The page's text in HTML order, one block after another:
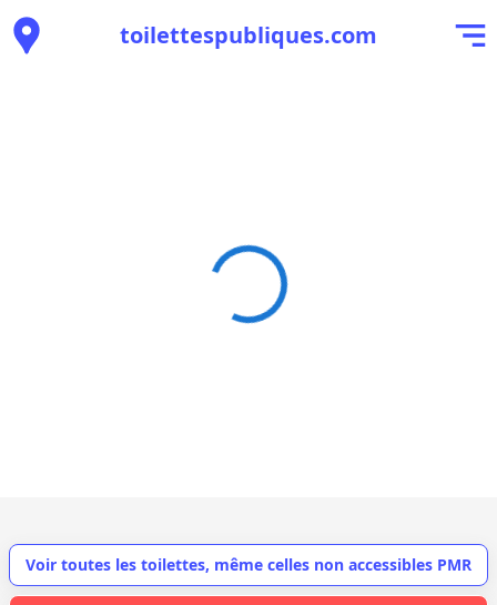
toilettespubliques.com
Voir toutes les toilettes, même celles non accessibles PMR